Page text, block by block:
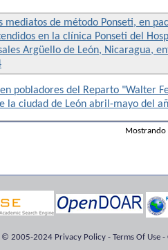
mediatos de método Ponseti, en
en la clínica Ponseti del
Argüello de León, Nicaragua,
en pobladores del Reparto "Walter
la ciudad de León abril-mayo del
Mostrando
© 2005-2024 Privacy Policy - Terms Of Use